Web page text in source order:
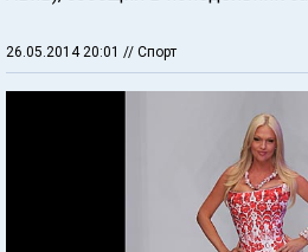
26.05.2014 20:01 // Спорт